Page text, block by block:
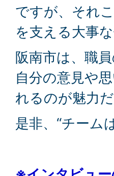
ですが、それ
を支える大事な
阪南市は、職
自分の意見や
れるのが魅力
是非、“チーム